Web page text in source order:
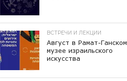
ВСТРЕЧИ И ЛЕКЦИИ
Август в Рамат-Ганском
музее израильского
искусства